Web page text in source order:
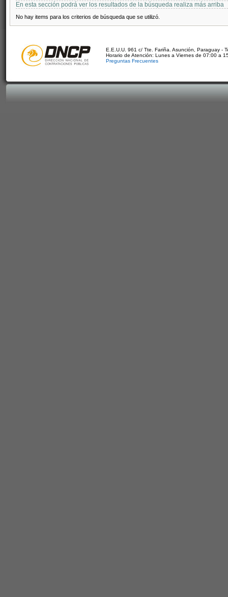
En esta sección podrá ver los resultados de la búsqueda realiza más arriba
No hay items para los criterios de búsqueda que se utilizó.
E.E.U.U. 961 c/ Tte. Fariña. Asunción, Paraguay -
Horario de Atención: Lunes a Viernes de 07:00 a
Preguntas Frecuentes